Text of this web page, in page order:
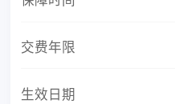
交费年限
生效日期